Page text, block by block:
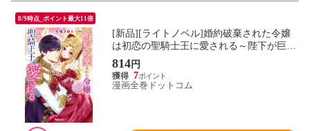
8/9時点_ポイント最大11倍
[新品][ライトノベル]婚約破棄された令嬢
は初恋の聖騎士王に愛される～陛下が巨根
で大変です!～ (全1冊)
814円
7
漫画全巻ドットコム